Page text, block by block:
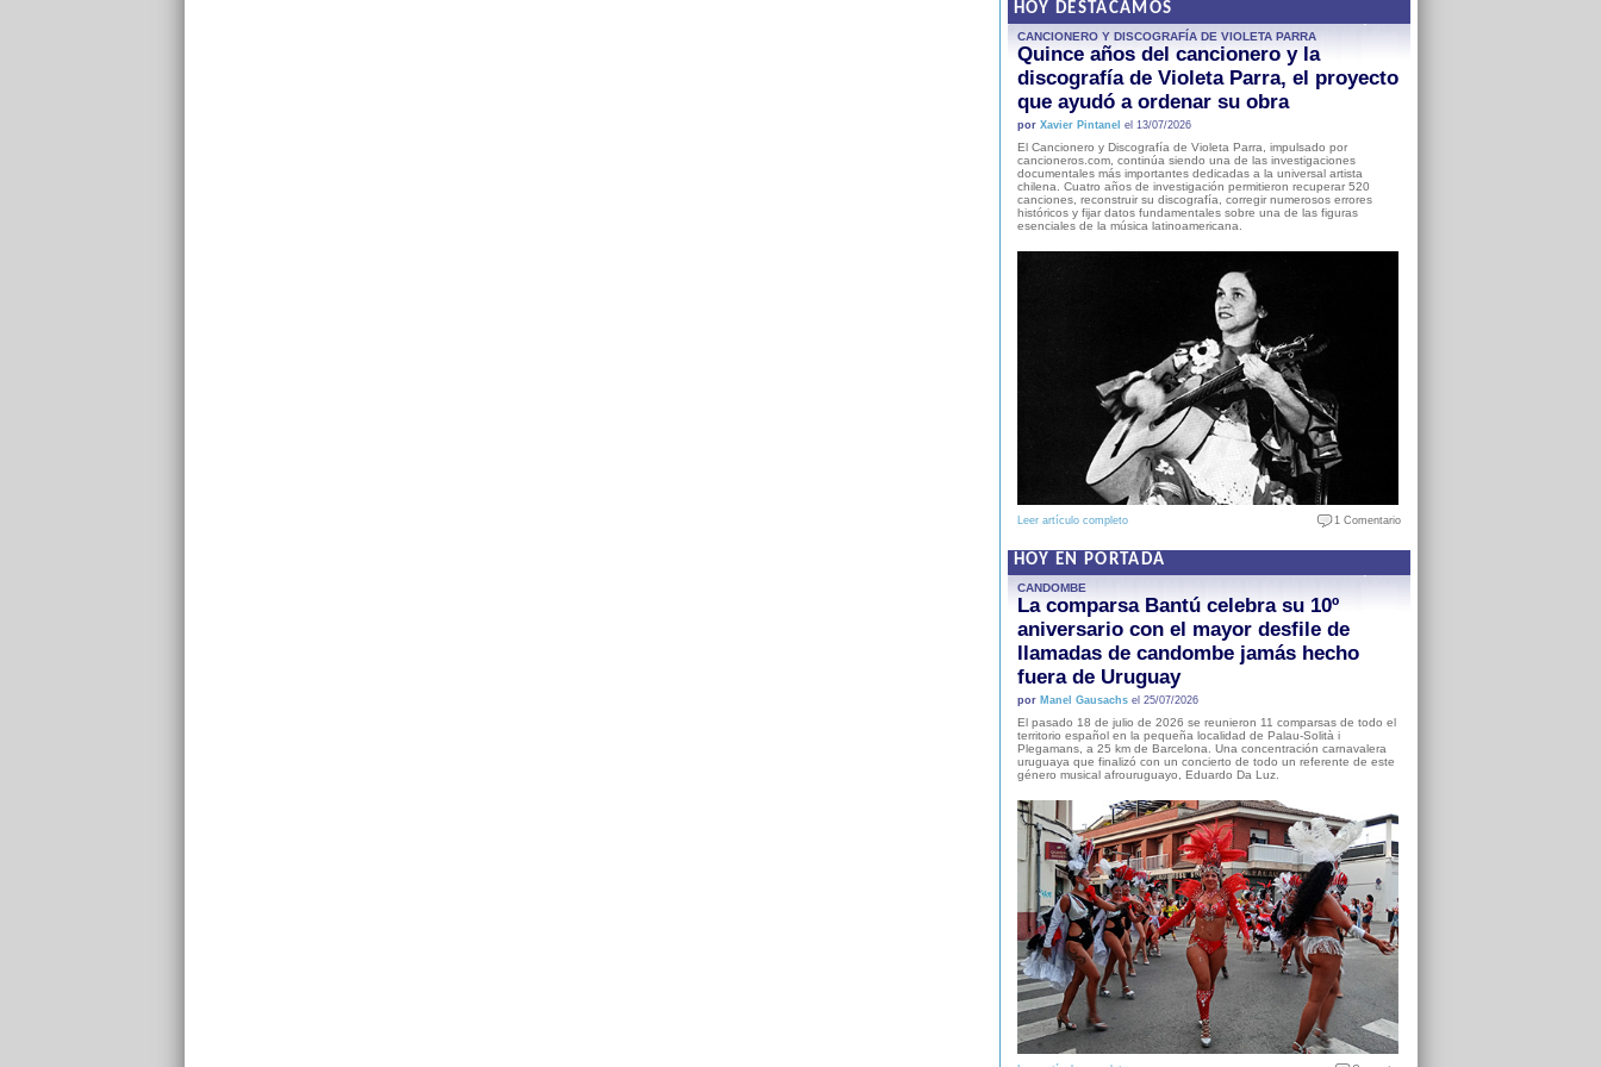
HOY DESTACAMOS
CANCIONERO Y DISCOGRAFÍA DE VIOLETA PARRA
Quince años del cancionero y la
discografía de Violeta Parra, el proyecto
que ayudó a ordenar su obra
por Xavier Pintanel el 13/07/2026
El Cancionero y Discografía de Violeta Parra, impulsado por
cancioneros.com, continúa siendo una de las investigaciones
documentales más importantes dedicadas a la universal artista
chilena. Cuatro años de investigación permitieron recuperar 520
canciones, reconstruir su discografía, corregir numerosos errores
históricos y fijar datos fundamentales sobre una de las figuras
esenciales de la música latinoamericana.
Leer artículo completo 1 Comentario
HOY EN PORTADA
CANDOMBE
La comparsa Bantú celebra su 10º
aniversario con el mayor desfile de
llamadas de candombe jamás hecho
fuera de Uruguay
por Manel Gausachsel 25/07/2026
El pasado 18 de julio de 2026 se reunieron 11 comparsas de todo el
territorio español en la pequeña localidad de Palau-Solità i
Plegamans, a 25 km de Barcelona. Una concentración carnavalera
uruguaya que finalizó con un concierto de todo un referente de este
género musical afrouruguayo, Eduardo Da Luz.